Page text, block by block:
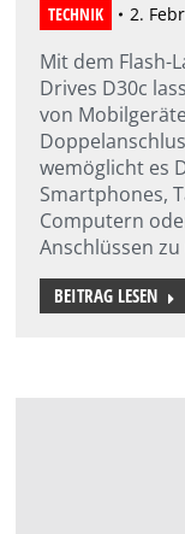
TECHNIK 2.
Mit dem Flash-
Drives D30c
von
wemöglicht es
Smartphones,
Computern
Anschlüssen
BEITRAG LESEN